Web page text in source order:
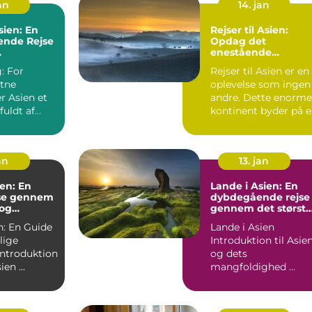
En
Rejse
For
Asien et
af
14. jan
Rejser til Asien:
Opdag det
enestående
Rejser til Asien er en
oplevelse som ingen
andre. Dette enorme
kontinent byder på
En
gennem
En Guide
til Ferie Asien ...
13. jan
Lande i Asien: En
dybdegående rejse
gennem det største
Lande i Asien
Introduktion til
og dets
mangfoldighed ...